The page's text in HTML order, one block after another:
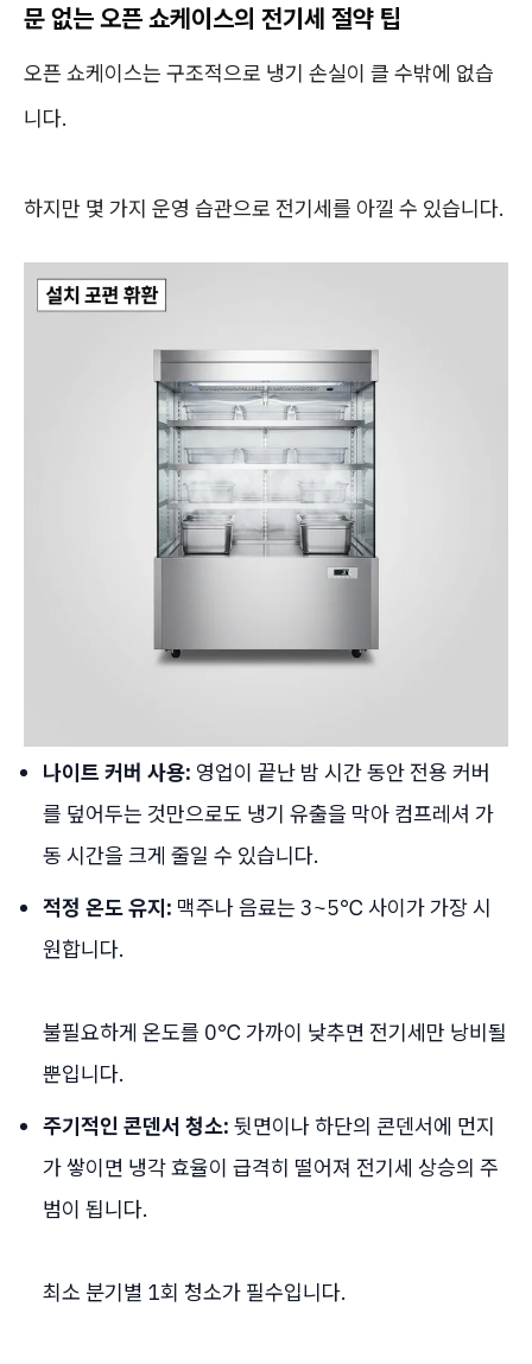
문 없는 오픈 쇼케이스의 전기세 절약 팁
오픈 쇼케이스는 구조적으로 냉기 손실이 클 수밖에 없습
니다.
하지만 몇 가지 운영 습관으로 전기세를 아낄 수 있습니다.
나이트 커버 사용: 영업이 끝난 밤 시간 동안 전용 커버
를 덮어두는 것만으로도 냉기 유출을 막아 컴프레셔 가
동 시간을 크게 줄일 수 있습니다.
적정 온도 유지: 맥주나 음료는 3~5℃ 사이가 가장 시
원합니다.
불필요하게 온도를 0℃ 가까이 낮추면 전기세만 낭비될
뿐입니다.
주기적인 콘덴서 청소: 뒷면이나 하단의 콘덴서에 먼지
가 쌓이면 냉각 효율이 급격히 떨어져 전기세 상승의 주
범이 됩니다.
최소 분기별 1회 청소가 필수입니다.